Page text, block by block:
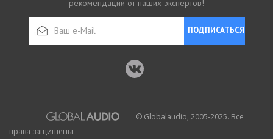
рекомендации от наших экспертов!
ПОДПИСАТЬСЯ
© Globalaudio, 2005-2025. Все
права защищены.